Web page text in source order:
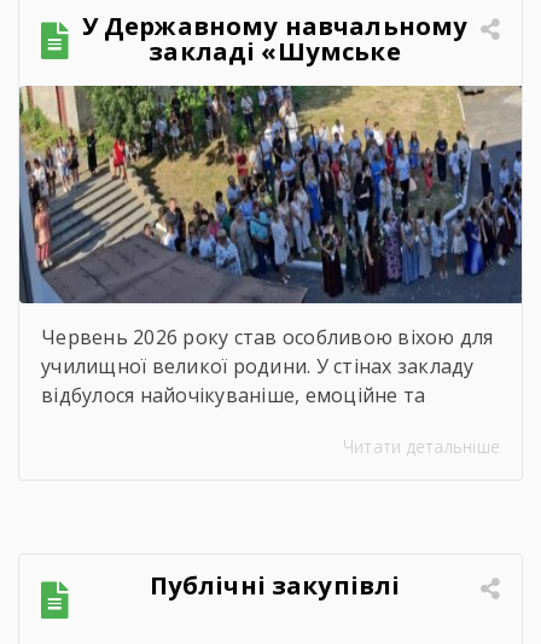
У Державному навчальному
закладі «Шумське
професійно-технічне
училище» відбувся
зворушливий випускний
захід – 2026
Червень 2026 року став особливою віхою для
училищної великої родини. У стінах закладу
відбулося найочікуваніше, емоційне та
Цього дня ми офіційно провели у доросле
своєї мети. Урочиста подія розпочалася з
хвилини мовчання. Схиливши голови, […]
Читати детальніше
Публічні закупівлі